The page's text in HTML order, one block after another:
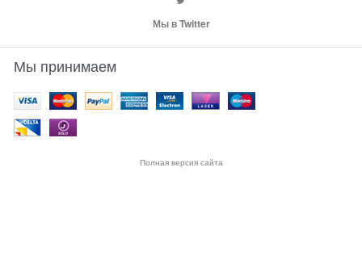
Мы в Twitter
Мы принимаем
Полная версия сайта